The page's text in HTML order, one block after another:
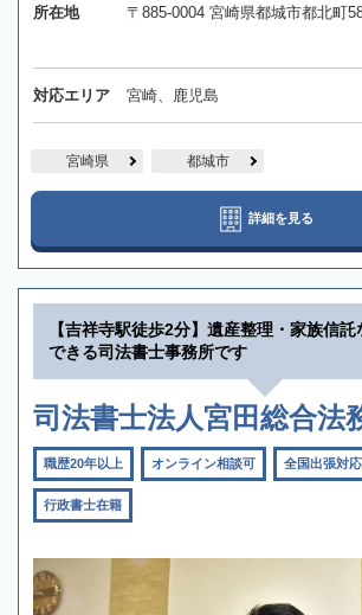
所在地 〒885-0004 宮崎県都城市都北町
対応エリア 宮崎、鹿児島
宮崎県 都城市
詳細を見る
【吉祥寺駅徒歩2分】遺産整理・家族信
できる司法書士事務所です
司法書士法人宮田総合法
職歴20年以上 オンライン相談可 全国出張対
行政書士在籍